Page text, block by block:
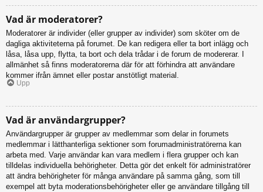
Vad är moderatorer?
Moderatorer är individer (eller grupper av individer) som sköter om de
dagliga aktiviteterna på forumet. De kan redigera eller ta bort inlägg och
låsa, låsa upp, flytta, ta bort och dela trådar i de forum de modererar. I
allmänhet så finns moderatorerna där för att förhindra att användare
kommer ifrån ämnet eller postar anstötligt material.
Upp
Vad är användargrupper?
Användargrupper är grupper av medlemmar som delar in forumets
medlemmar i lätthanterliga sektioner som forumadministratörerna kan
arbeta med. Varje användar kan vara medlem i flera grupper och kan
tilldelas individuella behörigheter. Detta gör det enkelt för administratörer
att ändra behörigheter för många användare på samma gång, som till
exempel att byta moderationsbehörigheter eller ge användare tillgång till